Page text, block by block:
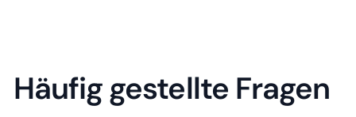
Häufig gestellte Fragen